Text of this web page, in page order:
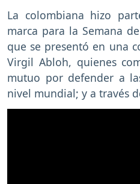
La colombiana hizo
marca para la Semana
que se presentó en una
Virgil Abloh, quienes
mutuo por defender a
nivel mundial; y a través